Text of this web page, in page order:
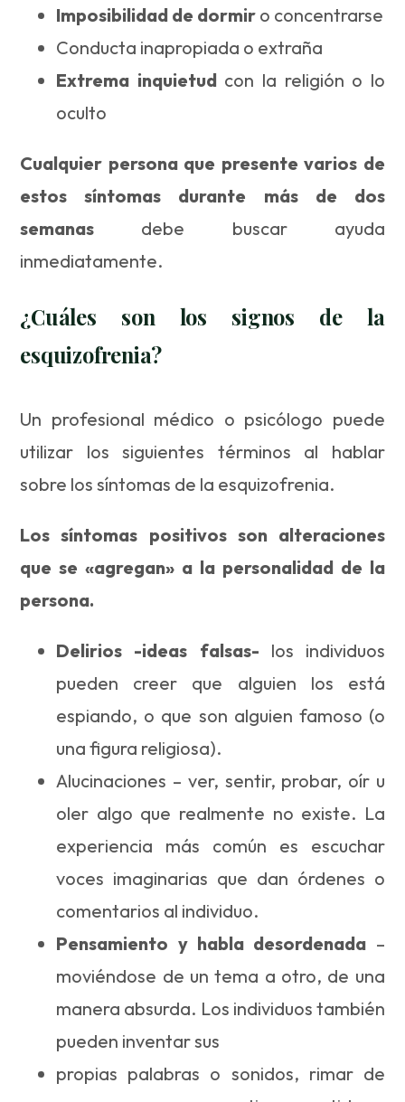
Imposibilidad de dormir o concentrarse
Conducta inapropiada o extraña
Extrema inquietudcon la religión o lo
oculto
Cualquier persona que presente varios de
estos síntomas durante más de dos
semanas debe buscar ayuda
inmediatamente.
¿Cuáles son los signos de la
esquizofrenia?
Un profesional médico o psicólogo puede
utilizar los siguientes términos al hablar
sobre los síntomas de la esquizofrenia.
Los síntomas positivos son alteraciones
que se «agregan» a la personalidad de la
persona.
Delirios -ideas falsas- los individuos
pueden creer que alguien los está
espiando, o que son alguien famoso (o
una figura religiosa).
Alucinaciones – ver, sentir, probar, oír u
oler algo que realmente no existe. La
experiencia más común es escuchar
voces imaginarias que dan órdenes o
comentarios al individuo.
Pensamiento y habla desordenada –
moviéndose de un tema a otro, de una
manera absurda. Los individuos también
pueden inventar sus
propias palabras o sonidos, rimar de